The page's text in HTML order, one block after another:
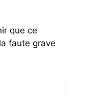
que ce
faute grave